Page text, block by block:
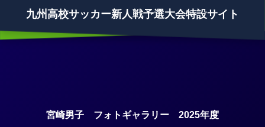
九州高校サッカー新人戦予選大会特設サイト
宮崎男子 フォトギャラリー 2025年度